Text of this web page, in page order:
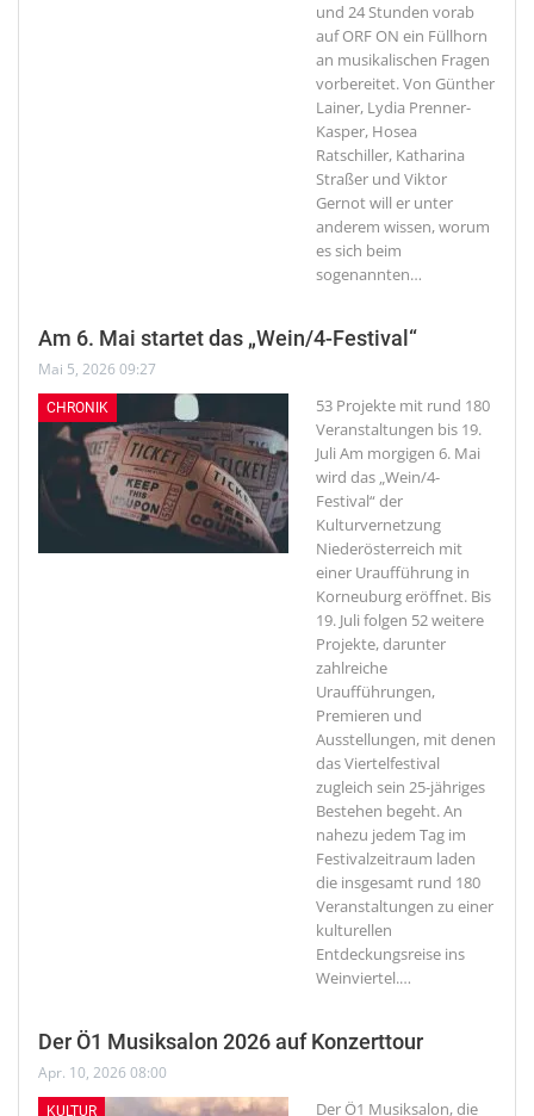
und 24 Stunden vorab
auf ORF ON ein Füllhorn
an musikalischen Fragen
vorbereitet. Von Günther
Lainer, Lydia Prenner-
Kasper, Hosea
Ratschiller, Katharina
Straßer und Viktor
Gernot will er unter
anderem wissen, worum
es sich beim
sogenannten…
Am 6. Mai startet das „Wein/4-Festival“
Mai 5, 2026 09:27
CHRONIK
53 Projekte mit rund 180
Veranstaltungen bis 19.
Juli Am morgigen 6. Mai
wird das „Wein/4-
Festival“ der
Kulturvernetzung
Niederösterreich mit
einer Uraufführung in
Korneuburg eröffnet. Bis
19. Juli folgen 52 weitere
Projekte, darunter
zahlreiche
Uraufführungen,
Premieren und
Ausstellungen, mit denen
das Viertelfestival
zugleich sein 25-jähriges
Bestehen begeht. An
nahezu jedem Tag im
Festivalzeitraum laden
die insgesamt rund 180
Veranstaltungen zu einer
kulturellen
Entdeckungsreise ins
Weinviertel.…
Der Ö1 Musiksalon 2026 auf Konzerttour
Apr. 10, 2026 08:00
KULTUR Der Ö1 Musiksalon, die